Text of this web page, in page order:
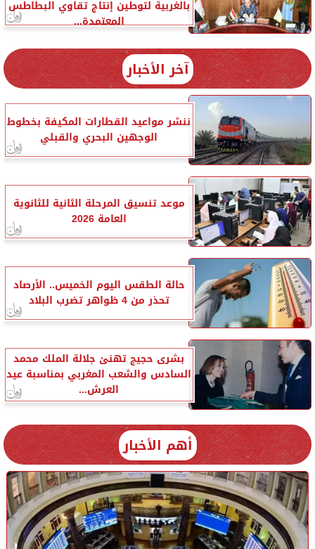
بالغربية لتوطين إنتاج تقاوي البطاطس
المعتمدة...
آخر الأخبار
ننشر مواعيد القطارات المكيفة بخطوط
الوجهين البحري والقبلي
موعد تنسيق المرحلة الثانية للثانوية
العامة 2026
حالة الطقس اليوم الخميس.. الأرصاد
تحذر من 4 ظواهر تضرب البلاد
بشرى حجيج تهنئ جلالة الملك محمد
السادس والشعب المغربي بمناسبة عيد
العرش...
أهم الأخبار